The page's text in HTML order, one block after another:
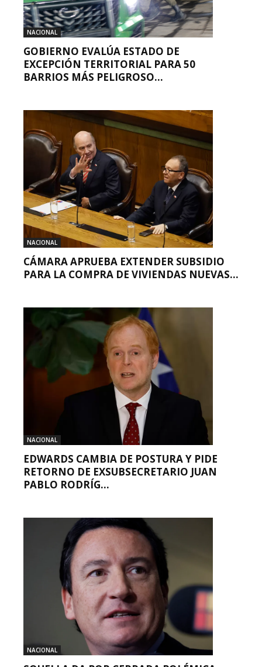
NACIONAL
GOBIERNO EVALÚA ESTADO DE
EXCEPCIÓN TERRITORIAL PARA 50
BARRIOS MÁS PELIGROSO...
NACIONAL
CÁMARA APRUEBA EXTENDER SUBSIDIO
PARA LA COMPRA DE VIVIENDAS NUEVAS...
NACIONAL
EDWARDS CAMBIA DE POSTURA Y PIDE
RETORNO DE EXSUBSECRETARIO JUAN
PABLO RODRÍG...
NACIONAL